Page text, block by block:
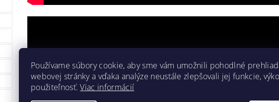
Používame súbory cookie, aby sme vám umožnili pohodlné
webovej stránky a vďaka analýze neustále zlepšovali jej funkcie,
použiteľnosť.Viac informácií